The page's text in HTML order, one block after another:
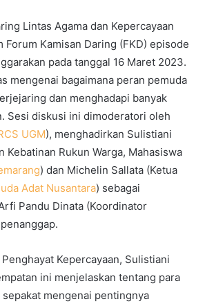
Lintas Agama dan Kepercayaan
Forum Kamisan Daring (FKD) episode
pada tanggal 16 Maret 2023.
mengenai bagaimana peran pemuda
dan menghadapi banyak
Sesi diskusi ini dimoderatori oleh
UGM), menghadirkan Sulistiani
Kebatinan Rukun Warga, Mahasiswa
) dan Michelin Sallata (Ketua
Adat Nusantara) sebagai
Pandu Dinata (Koordinator
Kepercayaan, Sulistiani
ini menjelaskan tentang para
mengenai pentingnya